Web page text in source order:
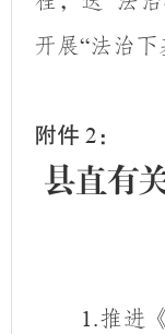
开展“法治下
附件 2：
县直有
1.推进